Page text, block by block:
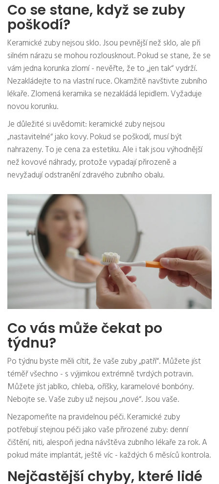
Co se stane, když se zuby
poškodí?
Keramické zuby nejsou sklo. Jsou pevnější než sklo, ale při
silném nárazu se mohou rozlousknout. Pokud se stane, že se
vám jedna korunka zlomí - nevěřte, že to „jen tak“ vydrží.
Nezakládejte to na vlastní ruce. Okamžitě navštivte zubního
lékaře. Zlomená keramika se nezakládá lepidlem. Vyžaduje
novou korunku.
Je důležité si uvědomit: keramické zuby nejsou
„nastavitelné“ jako kovy. Pokud se poškodí, musí být
nahrazeny. To je cena za estetiku. Ale i tak jsou výhodnější
než kovové náhrady, protože vypadají přirozeně a
nevyžadují odstranění zdravého zubního obalu.
Co vás může čekat po
týdnu?
Po týdnu byste měli cítit, že vaše zuby „patří“. Můžete jíst
téměř všechno - s výjimkou extrémně tvrdých potravin.
Můžete jíst jablko, chleba, oříšky, karamelové bonbóny.
Nebojte se. Vaše zuby už nejsou „nové“. Jsou vaše.
Nezapomeňte na pravidelnou péči. Keramické zuby
potřebují stejnou péči jako vaše přirozené zuby: denní
čištění, niti, alespoň jedna návštěva zubního lékaře za rok. A
pokud máte implantát, ještě víc - každých 6 měsíců kontrola.
Nejčastější chyby, které lidé